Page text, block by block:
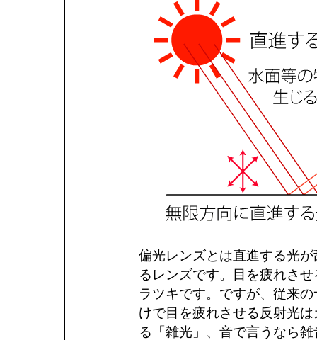
偏光レンズとは直進する光
るレンズです。
目を疲れさ
ラツキです。ですが、従来
けで目を疲れさせる反射光
る「雑光」、音で言うなら